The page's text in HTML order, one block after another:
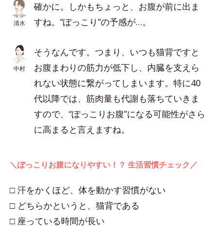
清水
確かに。しかもちょっと、お腹が前に出ま
すね。“ぽっこり”の予感が…。
中村
そうなんです。つまり、いつも猫背ですと
お腹まわりの筋力が低下し、内臓を支えら
れない状態に繋がってしまいます。特に40
代以降では、筋肉量も代謝も落ちていきま
すので、“ぽっこりお腹”になる可能性がさら
に高まると言えますね。
＼ぽっこりお腹になりやすい！？ 生活習慣チェック／
□ 汗をかくほど、体を動かす習慣がない
□ どちらかというと、猫背である
□ 座っている時間が長い